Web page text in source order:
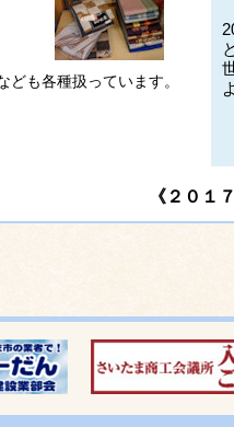
ども各種扱っています。
《２０１